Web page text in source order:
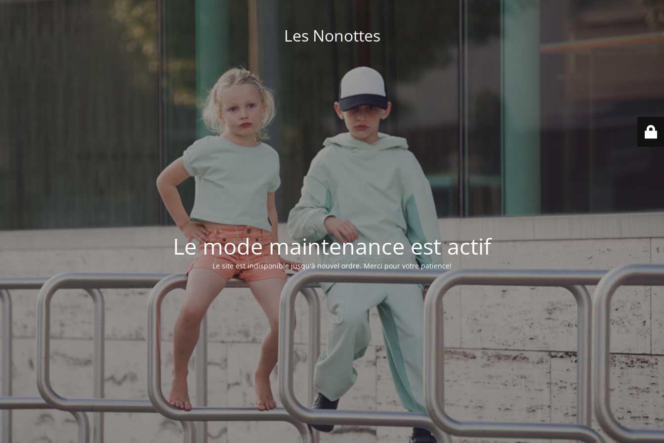
Les Nonottes
Le mode maintenance est actif
Le site est indisponible jusqu'à nouvel ordre. Merci pour votre patience!